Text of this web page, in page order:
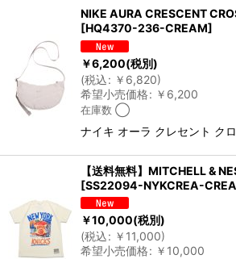
NIKE AURA CRESCENT
[HQ4370-236-CREAM]
￥6,200(税別)
(税込: ￥ 6,820)
希望小売価格: ￥ 6,200
在庫数 ◯
ナイキ オーラ クレセント ク
【送料無料】MITCHELL &
[SS22094-NYKCREA-
￥10,000(税別)
(税込: ￥ 11,000)
希望小売価格: ￥ 10,000